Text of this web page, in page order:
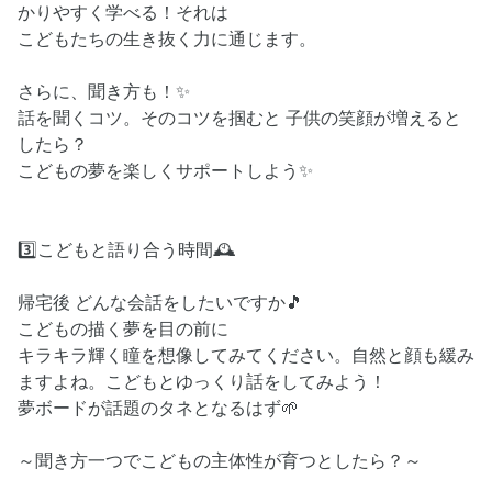
かりやすく学べる！それは
こどもたちの生き抜く力に通じます。
さらに、聞き方も！✨
話を聞くコツ。そのコツを掴むと 子供の笑顔が増えると
したら？
こどもの夢を楽しくサポートしよう✨
3️⃣こどもと語り合う時間🕰
帰宅後 どんな会話をしたいですか🎵
こどもの描く夢を目の前に
キラキラ輝く瞳を想像してみてください。自然と顔も緩み
ますよね。こどもとゆっくり話をしてみよう！
夢ボードが話題のタネとなるはず🌱
～聞き方一つでこどもの主体性が育つとしたら？～